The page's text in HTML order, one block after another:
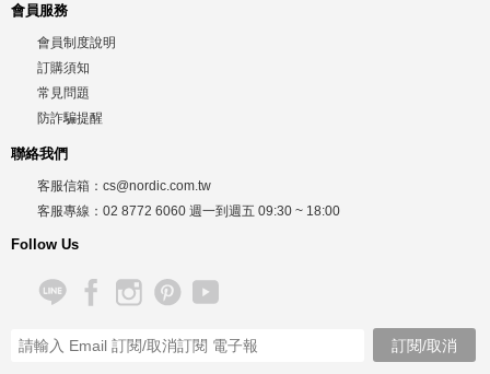
會員服務
會員制度說明
訂購須知
常見問題
防詐騙提醒
聯絡我們
客服信箱： cs@nordic.com.tw
客服專線： 02 8772 6060 週一到週五 09:30 ~ 18:00
Follow Us